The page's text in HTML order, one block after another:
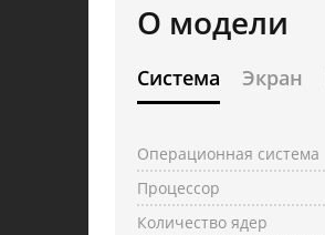
О модели
Система Экран
Операционная система
Процессор
Количество ядер